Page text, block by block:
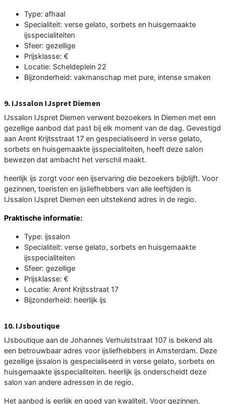
Type: afhaal
Specialiteit: verse gelato, sorbets en huisgemaakte
ijsspecialiteiten
Sfeer: gezellige
Prijsklasse: €
Locatie: Scheldeplein 22
Bijzonderheid: vakmanschap met pure, intense smaken
9. IJssalon IJspret Diemen
IJssalon IJspret Diemen verwent bezoekers in Diemen met een
gezellige aanbod dat past bij elk moment van de dag. Gevestigd
aan Arent Krijtsstraat 17 en gespecialiseerd in verse gelato,
sorbets en huisgemaakte ijsspecialiteiten, heeft deze salon
bewezen dat ambacht het verschil maakt.
heerlijk ijs zorgt voor een ijservaring die bezoekers bijblijft. Voor
gezinnen, toeristen en ijsliefhebbers van alle leeftijden is
IJssalon IJspret Diemen een uitstekend adres in de regio.
Praktische informatie:
Type: ijssalon
Specialiteit: verse gelato, sorbets en huisgemaakte
ijsspecialiteiten
Sfeer: gezellige
Prijsklasse: €
Locatie: Arent Krijtsstraat 17
Bijzonderheid: heerlijk ijs
10. IJsboutique
IJsboutique aan de Johannes Verhulststraat 107 is bekend als
een betrouwbaar adres voor ijsliefhebbers in Amsterdam. Deze
gezellige ijssalon is gespecialiseerd in verse gelato, sorbets en
huisgemaakte ijsspecialiteiten. heerlijk ijs onderscheidt deze
salon van andere adressen in de regio.
Het aanbod is eerlijk en goed van kwaliteit. Voor gezinnen,